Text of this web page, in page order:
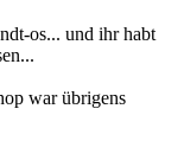
os... und ihr habt
war übrigens